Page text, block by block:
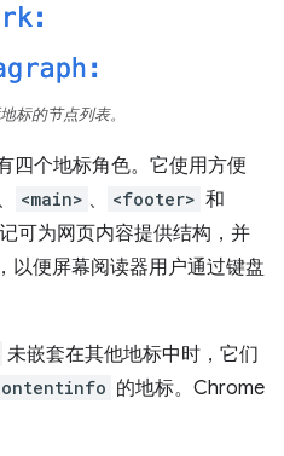
标的节点列表。
四个地标角色。它使用方便
、 <main> 、 <footer> 和
可为网页内容提供结构，并
以便屏幕阅读器用户通过键盘
未嵌套在其他地标中时，它们
的地标。Chrome